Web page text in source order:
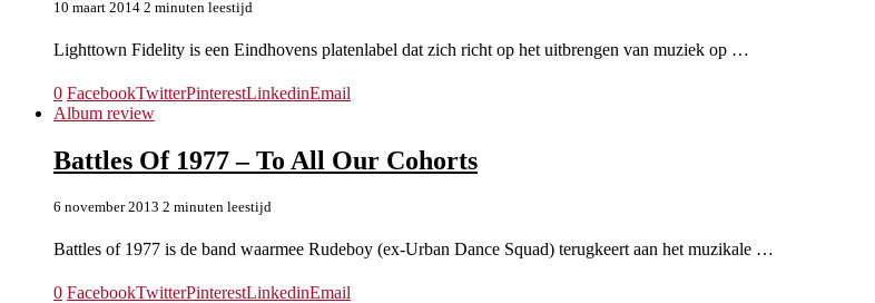
10 maart 2014 2 minuten leestijd
Lighttown Fidelity is een Eindhovens platenlabel dat zich richt op het uitbrengen van muziek op …
0 FacebookTwitterPinterestLinkedinEmail
Album review
Battles Of 1977 – To All Our Cohorts
6 november 2013 2 minuten leestijd
Battles of 1977 is de band waarmee Rudeboy (ex-Urban Dance Squad) terugkeert aan het muzikale …
0 FacebookTwitterPinterestLinkedinEmail